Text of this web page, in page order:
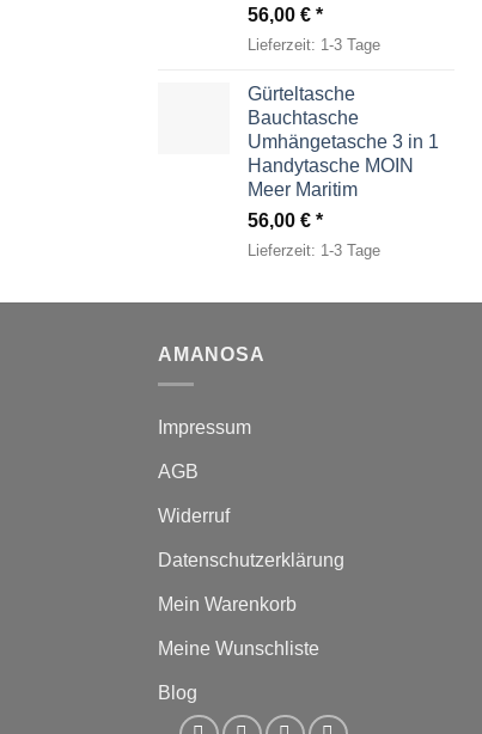
56,00 €
Lieferzeit: 1-3 Tage
Gürteltasche
Bauchtasche
Umhängetasche 3 in 1
Handytasche MOIN
Meer Maritim
56,00 €
Lieferzeit: 1-3 Tage
AMANOSA
Impressum
AGB
Widerruf
Datenschutzerklärung
Mein Warenkorb
Meine Wunschliste
Blog